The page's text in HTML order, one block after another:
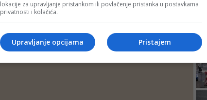
24
lokacije za upravljanje pristankom ili povlačenje pristanka u postavkama
privatnosti i kolačića.
Pristajem
Upravljanje opcijama